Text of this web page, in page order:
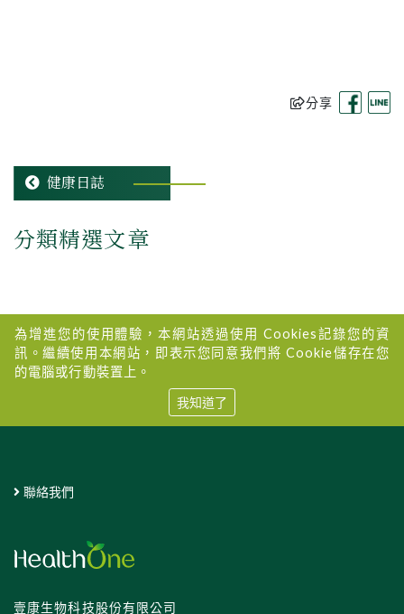
分享
健康日誌
分類精選文章
為增進您的使用體驗，本網站透過使用 Cookies記錄您的資
訊。繼續使用本網站，即表示您同意我們將 Cookie儲存在您
的電腦或行動裝置上。
我知道了
聯絡我們
壹康生物科技股份有限公司